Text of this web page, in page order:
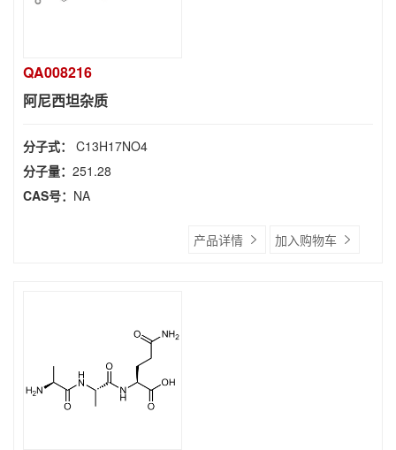
QA008216
阿尼西坦杂质
分子式： C13H17NO4
分子量： 251.28
CAS号： NA
产品详情 加入购物车